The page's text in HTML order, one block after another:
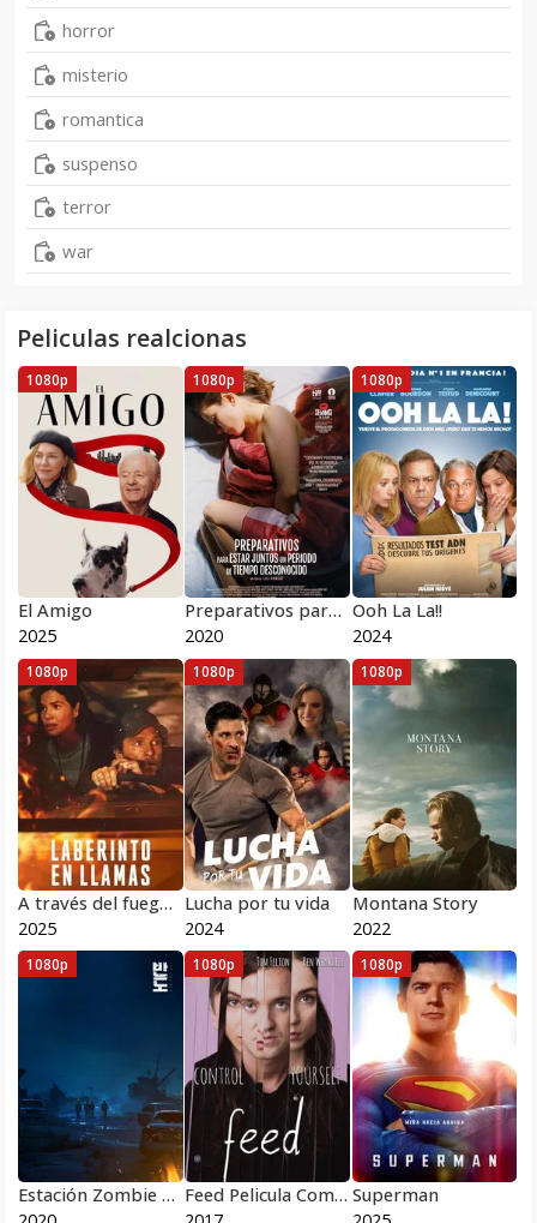
horror
misterio
romantica
suspenso
terror
war
Peliculas realcionas
El Amigo
2025
1080p
Preparativos para estar juntos un periodo de tiempo desconocido
2020
1080p
Ooh La La!!
2024
1080p
A través del fuego 2025
2025
1080p
Lucha por tu vida
2024
1080p
Montana Story
2022
1080p
Estación Zombie 2 Península
1080p
Feed Pelicula Completa HD 1080p [MEGA] [LATINO]
1080p
Superman
1080p